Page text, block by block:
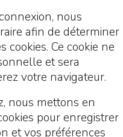
nous
afin de déterminer
cookies. Ce cookie ne
et sera
votre navigateur.
nous mettons en
pour enregistrer
et vos préférences